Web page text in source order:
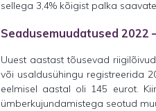
sellega 3,4% kõigist palka
Seadusemuudatused 2022
Uuest aastast tõusevad
või usaldusühingu registreerida
eelmisel aastal oli 145 eurot.
ümberkujundamistega seotud